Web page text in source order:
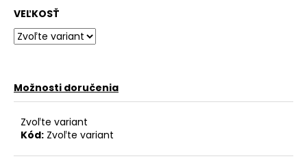
VEĽKOSŤ
Možnosti doručenia
Zvoľte variant
Kód: Zvoľte variant
ú
č
a
e